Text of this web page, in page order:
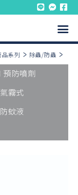
品系列 除蟲/防蟲
預防噴劑
霧式
防蚊液